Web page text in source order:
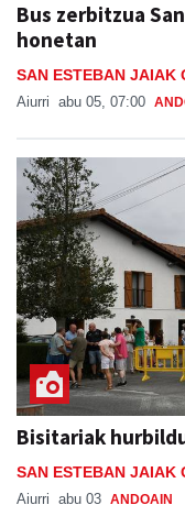
Bus zerbitzua
honetan
SAN ESTEBAN JAIAK
Aiurri abu 05, 07:00
Bisitariak
SAN ESTEBAN JAIAK
Aiurri abu 03 ANDOAIN